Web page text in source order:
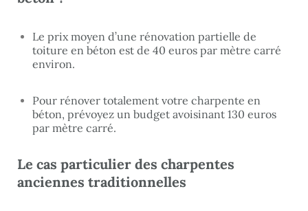
Le prix moyen d’une rénovation partielle de
toiture en béton est de 40 euros par mètre carré
environ.
Pour rénover totalement votre charpente en
béton, prévoyez un budget avoisinant 130 euros
par mètre carré.
Le cas particulier des charpentes
anciennes traditionnelles